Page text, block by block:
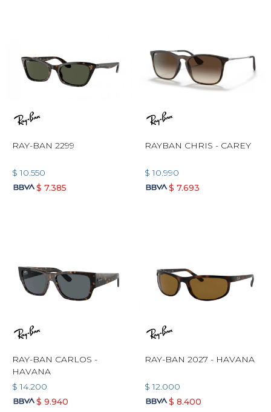
RAY-BAN 2299
$ 10.550
$ 7.385
RAYBAN CHRIS - CAREY
$ 10.990
$ 7.693
RAY-BAN CARLOS -
HAVANA
$ 14.200
$ 9.940
RAY-BAN 2027 - HAVANA
$ 12.000
$ 8.400